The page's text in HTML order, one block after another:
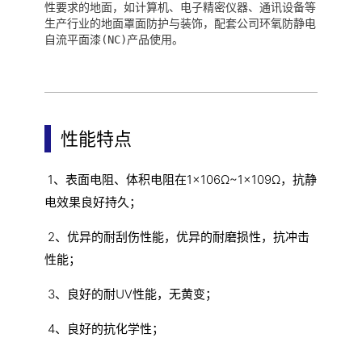
性要求的地面，如计算机、电子精密仪器、通讯设备等
生产行业的地面罩面防护与装饰，配套公司环氧防静电
自流平面漆(NC)产品使用。
性能特点
1、表面电阻、体积电阻在1×106Ω~1×109Ω，抗静
电效果良好持久；
2、优异的耐刮伤性能，优异的耐磨损性，抗冲击
性能；
3、良好的耐UV性能，无黄变；
4、良好的抗化学性；